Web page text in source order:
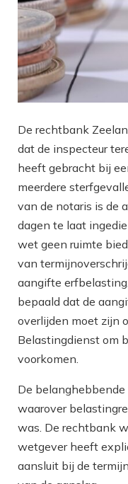
De rechtbank
dat de inspecteur
heeft gebracht bij
meerdere
van de notaris is de
dagen te laat
wet geen ruimte
van
aangifte
bepaald dat de
overlijden moet zijn
Belastingdienst om
voorkomen.
De belanghebbende
waarover
was. De rechtbank
wetgever heeft
aansluit bij de